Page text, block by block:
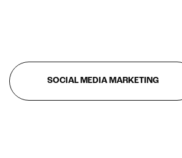
SOCIAL MEDIA MARKETING